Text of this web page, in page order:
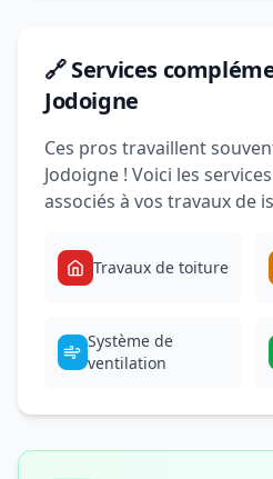
🔗 Services
Jodoigne
Ces pros travaillent
Jodoigne ! Voici les
associés à vos travaux de
Travaux de toiture
Système de
ventilation